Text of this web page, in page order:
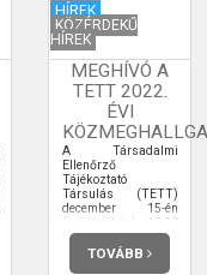
HÍREK
KÖZÉRDEKŰ
HÍREK
MEGHÍVÓ A
TETT 2022.
ÉVI
A Társadalmi
Ellenőrző
Tájékoztató
Társulás (TETT)
december 15-én
(csütörtökön) 16,30
órakor
közmeghallgatást
tart.
TOVÁBB